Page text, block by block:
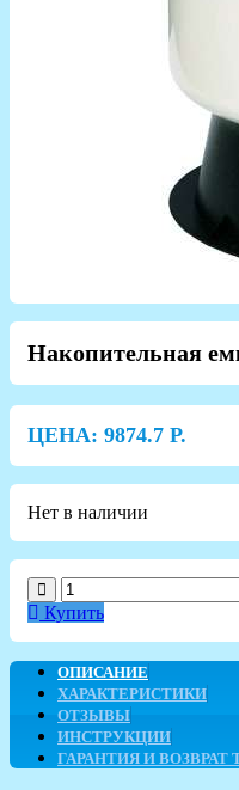
Накопительная
ЦЕНА: 9874.7 Р.
Нет в наличии
Купить
ОПИСАНИЕ
ХАРАКТЕРИСТИКИ
ОТЗЫВЫ
ИНСТРУКЦИИ
ГАРАНТИЯ И ВОЗВРАТ